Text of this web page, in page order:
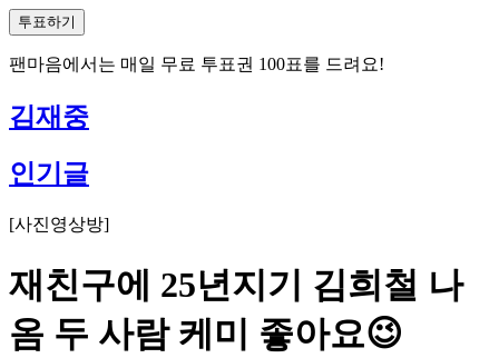
투표하기
팬마음에서는 매일 무료 투표권 100표를 드려요!
김재중
인기글
[사진영상방]
재친구에 25년지기 김희철 나
옴 두 사람 케미 좋아요😉